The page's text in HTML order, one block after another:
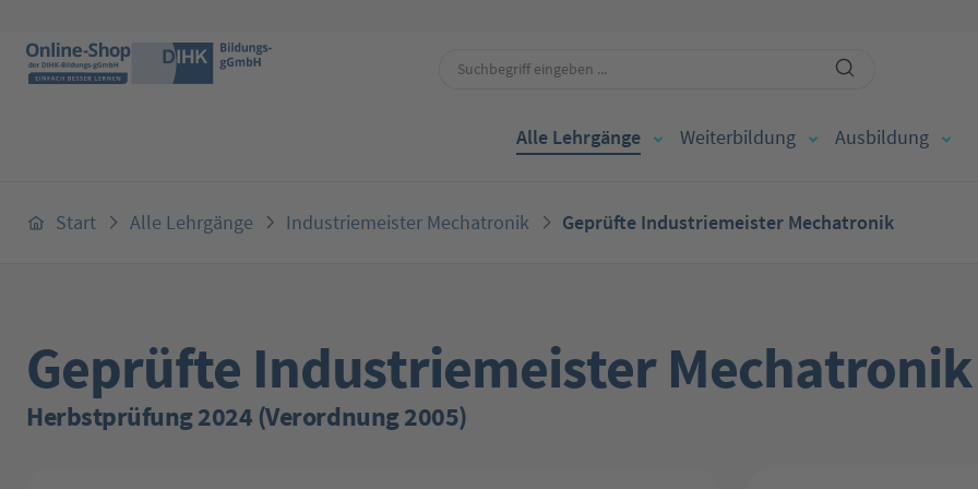
Alle Lehrgänge Weiterbildung Ausbildung
Start Alle Lehrgänge Industriemeister Mechatronik Geprüfte Industriemeister Mechatronik
Geprüfte Industriemeister Mechatronik
Herbstprüfung 2024 (Verordnung 2005)